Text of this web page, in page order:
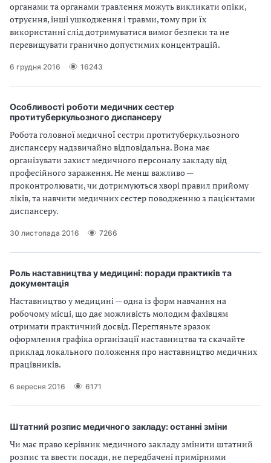
органами та органами травлення можуть викликати опіки,
отруєння, інші ушкодження і травми, тому при їх
використанні слід дотримуватися вимог безпеки та не
перевищувати гранично допустимих концентрацій.
6 грудня 2016 16243
Особливості роботи медичних сестер
протитуберкульозного диспансеру
Робота головної медичної сестри протитуберкульозного
диспансеру надзвичайно відповідальна. Вона має
організувати захист медичного персоналу закладу від
професійного зараження. Не менш важливо —
проконтролювати, чи дотримуються хворі правил прийому
ліків, та навчити медичних сестер поводженню з пацієнтами
диспансеру.
30 листопада 2016 7266
Роль наставництва у медицині: поради практиків та
документація
Наставництво у медицині — одна із форм навчання на
робочому місці, що дає можливість молодим фахівцям
отримати практичний досвід. Перегляньте зразок
оформлення графіка організації наставництва та скачайте
приклад локального положення про наставництво медичних
працівників.
6 вересня 2016 6171
Штатний розпис медичного закладу: останні зміни
Чи має право керівник медичного закладу змінити штатний
розпис та ввести посади, не передбачені примірними